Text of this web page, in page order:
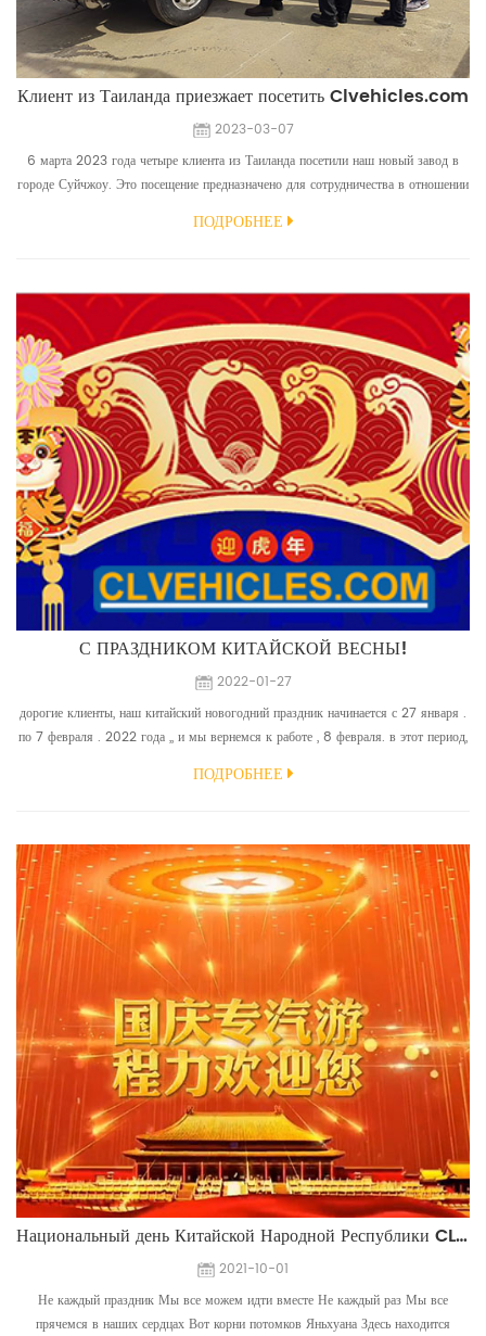
Клиент из Таиланда приезжает посетить Clvehicles.com
2023-03-07
6 марта 2023 года четыре клиента из Таиланда посетили наш новый завод в
городе Суйчжоу. Это посещение предназначено для сотрудничества в отношении
осматривают нашу мастерскую автоцистерн, мастерскую подметально-
ПОДРОБНЕЕ
С ПРАЗДНИКОМ КИТАЙСКОЙ ВЕСНЫ!
2022-01-27
дорогие клиенты, наш китайский новогодний праздник начинается с 27 января .
по 7 февраля . 2022 года ,, и мы вернемся к работе , 8 февраля. в этот период,
режиме онлайн, добро пожаловать, чтобы отправить нам запрос и разместить
ПОДРОБНЕЕ
Национальный день Китайской Народной Республики CLVEHICLES.COM
2021-10-01
Не каждый праздник Мы все можем идти вместе Не каждый раз Мы все
прячемся в наших сердцах Вот корни потомков Яньхуана Здесь находится